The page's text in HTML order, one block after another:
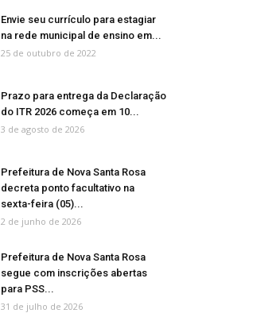
Envie seu currículo para estagiar
na rede municipal de ensino em...
25 de outubro de 2022
Prazo para entrega da Declaração
do ITR 2026 começa em 10...
3 de agosto de 2026
Prefeitura de Nova Santa Rosa
decreta ponto facultativo na
sexta-feira (05)...
2 de junho de 2026
Prefeitura de Nova Santa Rosa
segue com inscrições abertas
para PSS...
31 de julho de 2026